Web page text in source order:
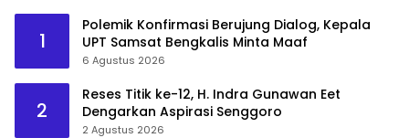
1
Polemik Konfirmasi Berujung Dialog, Kepala
UPT Samsat Bengkalis Minta Maaf
6 Agustus 2026
2
Reses Titik ke-12, H. Indra Gunawan Eet
Dengarkan Aspirasi Senggoro
2 Agustus 2026